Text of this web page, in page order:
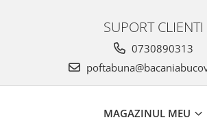
SUPORT CLIENTI
0730890313
MAGAZINUL MEU